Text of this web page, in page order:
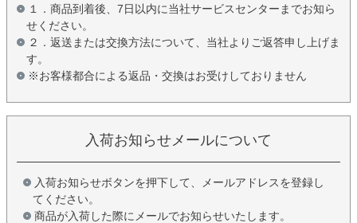
１．商品到着後、7日以内に当社サービスセンターまでお知ら
せください。
２．返送または交換方法について、当社よりご返答申し上げま
す。
※お客様都合による返品・交換はお受けしておりません
入荷お知らせメールについて
入荷お知らせボタンを押下して、メールアドレスを登録し
てください。
商品が入荷した際にメールでお知らせいたします。